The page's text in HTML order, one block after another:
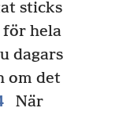
sticks
för hela
dagars
om det
När